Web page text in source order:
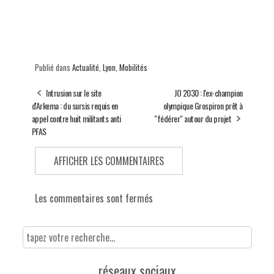
Publié dans Actualité, Lyon, Mobilités
Intrusion sur le site
d'Arkema : du sursis requis en
appel contre huit militants anti
PFAS
JO 2030 : l'ex-champion
olympique Grospiron prêt à
"fédérer" autour du projet
AFFICHER LES COMMENTAIRES
Les commentaires sont fermés